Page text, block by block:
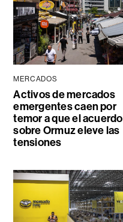
MERCADOS
Activos de mercados
emergentes caen por
temor a que el acuerdo
sobre Ormuz eleve las
tensiones